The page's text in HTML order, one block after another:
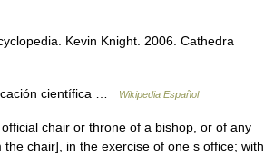
Kevin Knight. 2006. Cathedra
científica … Wikipedia Español
chair or throne of a bishop, or of any
chair], in the exercise of one s office; with